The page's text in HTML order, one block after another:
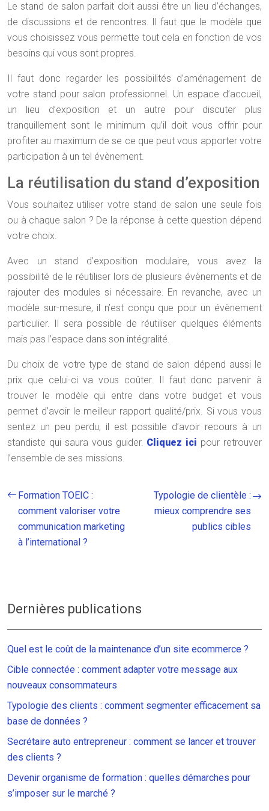
Le stand de salon parfait doit aussi être un lieu d’échanges,
de discussions et de rencontres. Il faut que le modèle que
vous choisissez vous permette tout cela en fonction de vos
besoins qui vous sont propres.
Il faut donc regarder les possibilités d’aménagement de
votre stand pour salon professionnel. Un espace d’accueil,
un lieu d’exposition et un autre pour discuter plus
tranquillement sont le minimum qu’il doit vous offrir pour
profiter au maximum de se ce que peut vous apporter votre
participation à un tel évènement.
La réutilisation du stand d’exposition
Vous souhaitez utiliser votre stand de salon une seule fois
ou à chaque salon ? De la réponse à cette question dépend
votre choix.
Avec un stand d’exposition modulaire, vous avez la
possibilité de le réutiliser lors de plusieurs évènements et de
rajouter des modules si nécessaire. En revanche, avec un
modèle sur-mesure, il n’est conçu que pour un évènement
particulier. Il sera possible de réutiliser quelques éléments
mais pas l’espace dans son intégralité.
Du choix de votre type de stand de salon dépend aussi le
prix que celui-ci va vous coûter. Il faut donc parvenir à
trouver le modèle qui entre dans votre budget et vous
permet d’avoir le meilleur rapport qualité/prix. Si vous vous
sentez un peu perdu, il est possible d’avoir recours à un
standiste qui saura vous guider. Cliquez ici pour retrouver
l’ensemble de ses missions.
Formation TOEIC :
comment valoriser votre
communication marketing
à l’international ?
Typologie de clientèle :
mieux comprendre ses
publics cibles
Dernières publications
Quel est le coût de la maintenance d’un site ecommerce ?
Cible connectée : comment adapter votre message aux
nouveaux consommateurs
Typologie des clients : comment segmenter efficacement sa
base de données ?
Secrétaire auto entrepreneur : comment se lancer et trouver
des clients ?
Devenir organisme de formation : quelles démarches pour
s’imposer sur le marché ?